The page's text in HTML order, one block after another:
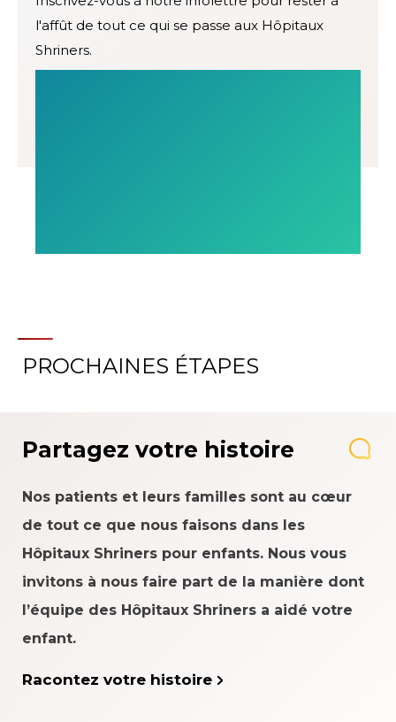
l'affût de tout ce qui se passe aux Hôpitaux
Shriners.
PROCHAINES ÉTAPES
Partagez votre histoire
Nos patients et leurs familles sont au cœur
de tout ce que nous faisons dans les
Hôpitaux Shriners pour enfants. Nous vous
invitons à nous faire part de la manière dont
l’équipe des Hôpitaux Shriners a aidé votre
enfant.
Racontez votre histoire